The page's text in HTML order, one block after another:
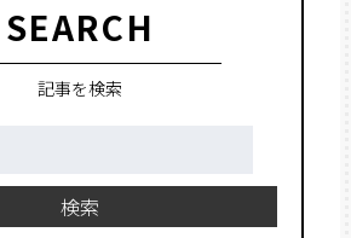
SEARCH
記事を検索
検索